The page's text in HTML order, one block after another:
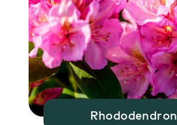
Rhododendron